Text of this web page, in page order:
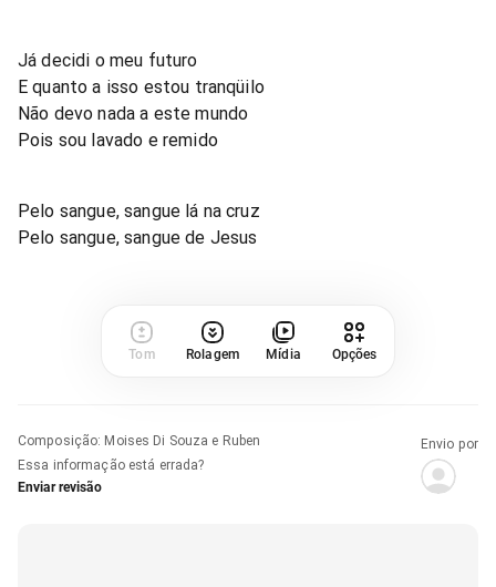
Já decidi o meu futuro
E quanto a isso estou tranqüilo
Não devo nada a este mundo
Pois sou lavado e remido
Pelo sangue, sangue lá na cruz
Pelo sangue, sangue de Jesus
Tom Rolagem Mídia Opções
Composição: Moises Di Souza e Ruben
Essa informação está errada?
Enviar revisão
Envio por